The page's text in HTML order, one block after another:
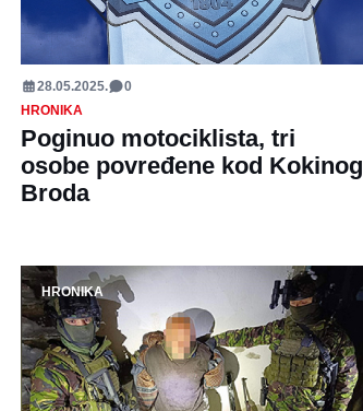
28.05.2025.
0
HRONIKA
Poginuo motociklista, tri
osobe povređene kod Kokinog
Broda
HRONIKA